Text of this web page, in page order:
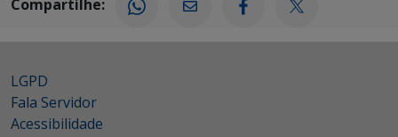
Compartilhe:
LGPD
Fala Servidor
Acessibilidade